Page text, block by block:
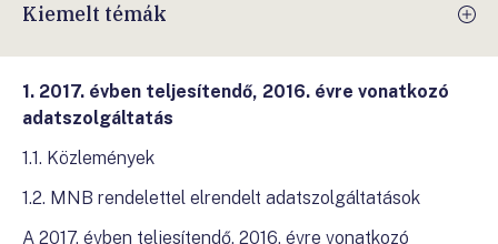
Kiemelt témák
1. 2017. évben teljesítendő, 2016. évre vonatkozó
adatszolgáltatás
1.1. Közlemények
1.2. MNB rendelettel elrendelt adatszolgáltatások
A 2017. évben teljesítendő, 2016. évre vonatkozó